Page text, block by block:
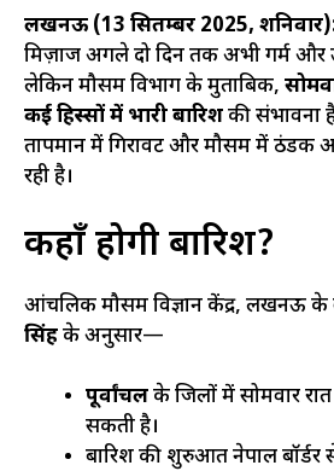
लखनऊ (13 सितम्बर 2025,
मिज़ाज अगले दो दिन तक अभी गर्म और
लेकिन मौसम विभाग के मुताबिक,
कई हिस्सों में भारी बारिशकी संभावना
तापमान में गिरावट और मौसम में ठंडक
रही है।
कहाँ होगी बारिश?
आंचलिक मौसम विज्ञान केंद्र, लखनऊ के
सिंहके अनुसार—
पूर्वांचलके जिलों में सोमवार
सकती है।
बारिश की शुरुआत नेपाल बॉर्डर